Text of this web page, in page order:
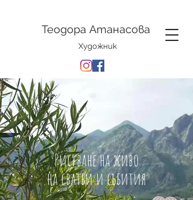
Теодора Атанасова
Художник
Рисуване на живо
на сватби и събития